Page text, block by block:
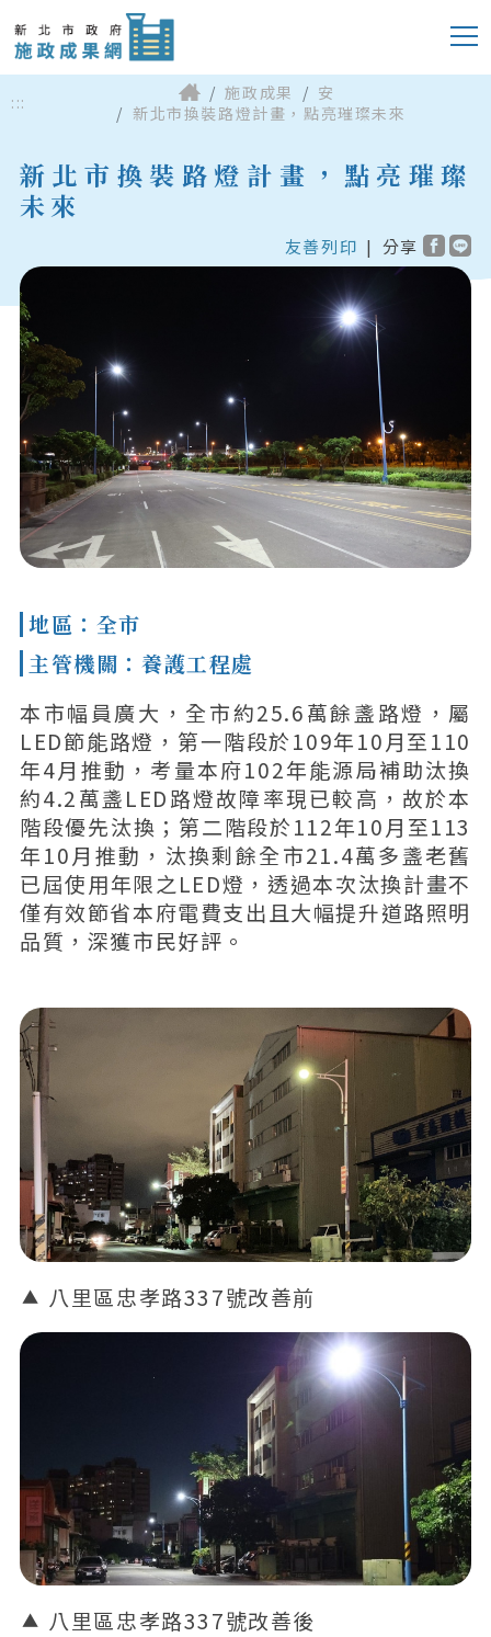
::: 施政成果
安
新北市換裝路燈計畫，點亮璀璨未來
新北市換裝路燈計畫，點亮璀璨
未來
友善列印 | 分享
地區：全市
主管機關：養護工程處
本市幅員廣大，全市約25.6萬餘盞路燈，屬
LED節能路燈，第一階段於109年10月至110
年4月推動，考量本府102年能源局補助汰換
約4.2萬盞LED路燈故障率現已較高，故於本
階段優先汰換；第二階段於112年10月至113
年10月推動，汰換剩餘全市21.4萬多盞老舊
已屆使用年限之LED燈，透過本次汰換計畫不
僅有效節省本府電費支出且大幅提升道路照明
品質，深獲市民好評。
八里區忠孝路337號改善前
八里區忠孝路337號改善後